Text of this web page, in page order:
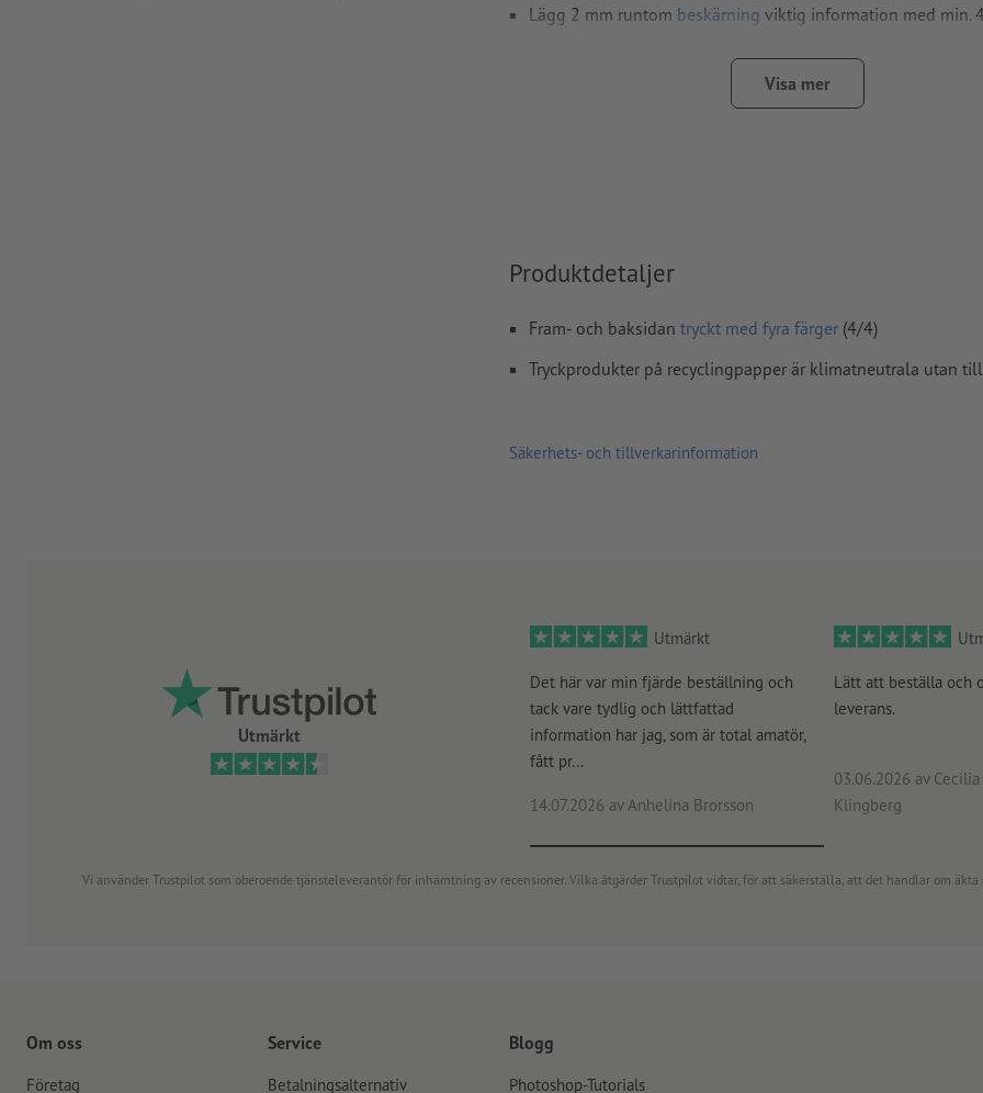
Lägg 2 mm runtom beskärning viktig information med min.
måste våra fullständigt inbäddade eller
Innehåll frånformulärfält kommer att tryckas
Visa mer
Produktdetaljer
Fram- och baksidan tryckt med fyra färger (4/4)
Tryckprodukter på recyclingpapper är klimatneutrala utan
Säkerhets- och tillverkarinformation
Utmärkt
Utmärkt
Det här var min fjärde beställning och
tack vare tydlig och lättfattad
information har jag, som är total amatör,
fått pr...
14.07.2026 av Anhelina Brorsson
Lätt att beställa och
leverans.
03.06.2026 av
Klingberg
Vi använder Trustpilot som oberoende tjänsteleverantör för inhämtning av recensioner. Vilka åtgärder Trustpilot vidtar, för att säkerställa, att det handlar om äkta
Om oss
Företag
Service
Betalningsalternativ
Blogg
Photoshop-Tutorials